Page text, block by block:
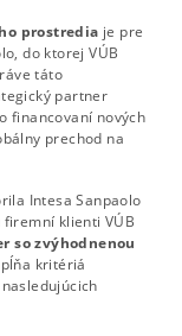
prostredia je pre
do ktorej VÚB
táto
partner
financovaní nových
prechod na
Intesa Sanpaolo
klienti VÚB
so zvýhodnenou
kritériá